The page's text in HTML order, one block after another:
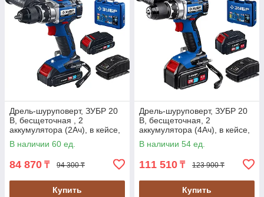
Дрель-шуруповерт, ЗУБР 20
В, бесщеточная , 2
аккумулятора (2Ач), в кейсе,
серия "Профессионал" (DB-
201-22)
В наличии 60 ед.
84 870 ₸ 94 300 ₸
Купить
Дрель-шуруповерт, ЗУБР 20
В, бесщеточная, 2
аккумулятора (4Ач), в кейсе,
серия "Профессионал" (DB-
201-42)
В наличии 54 ед.
111 510 ₸ 123 900 ₸
Купить